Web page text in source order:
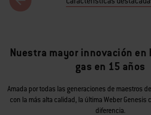
Nuestra mayor innovación en
gas en 15 años
Amada por todas las generaciones de maestros
con la más alta calidad, la última Weber Genesis
diferencia.